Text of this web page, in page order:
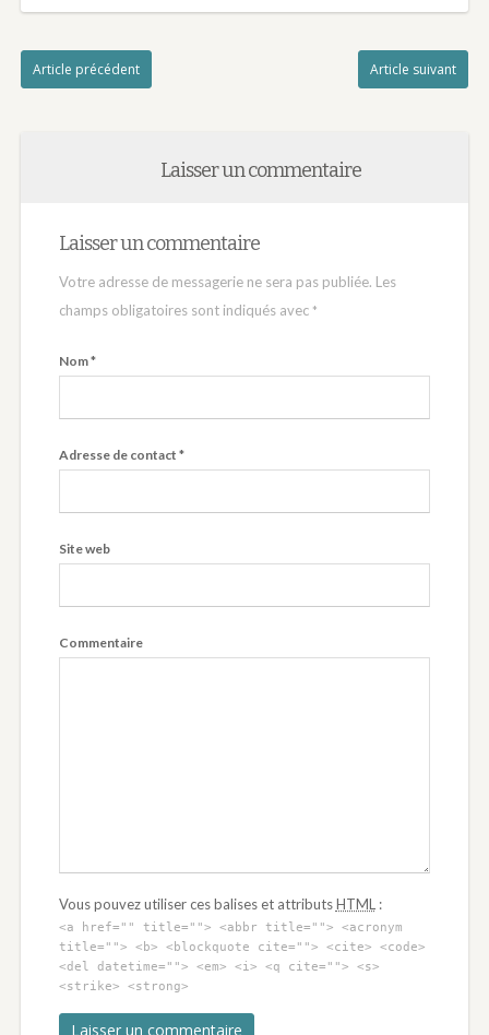
Article précédent Article suivant
Laisser un commentaire
Laisser un commentaire
Votre adresse de messagerie ne sera pas publiée. Les
champs obligatoires sont indiqués avec *
Nom*
Adresse de contact *
Site web
Commentaire
Vous pouvez utiliser ces balises et attributsHTML :
<a href="" title=""> <abbr title=""> <acronym
title=""> <b> <blockquote cite=""> <cite> <code>
<del datetime=""> <em> <i> <q cite=""> <s>
<strike> <strong>